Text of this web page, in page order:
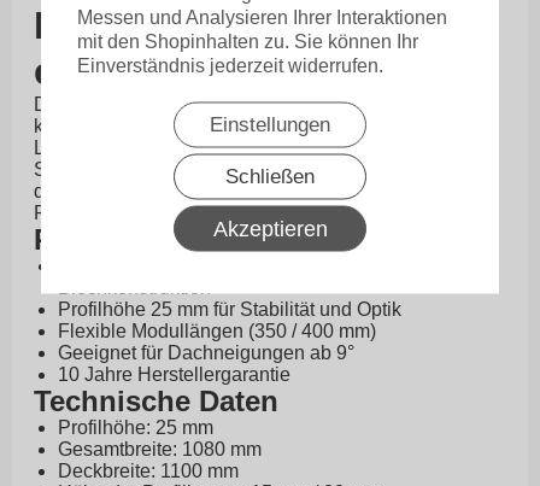
Messen und Analysieren Ihrer Interaktionen
mit den Shopinhalten zu. Sie können Ihr
Einverständnis jederzeit widerrufen.
Einstellungen
Schließen
Akzeptieren
Dachprofil SZAFIR –
elegant & langlebig
Das Dachpfannenprofil SZAFIR verbindet die
klassische Optik eines Ziegeldachs mit der
Langlebigkeit von Stahlblech. Es eignet sich ideal für
Steildächer ab einer Neigung von 9° und überzeugt
durch seine robuste Konstruktion, verschiedene
Profilhöhen und hochwertige Beschichtungen.
Produktvorteile
Profilhöhe 25 mm für Stabilität und Optik
Flexible Modullängen (350 / 400 mm)
Geeignet für Dachneigungen ab 9°
10 Jahre Herstellergarantie
Technische Daten
Profilhöhe: 25 mm
Gesamtbreite: 1080 mm
Deckbreite: 1100 mm